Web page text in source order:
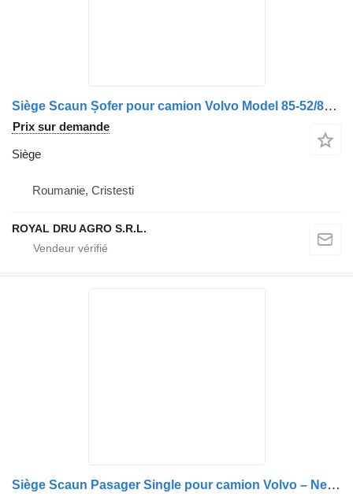
Siège Scaun Șofer pour camion Volvo Model 85-52/86-52-16
Prix sur demande
Siège
Roumanie, Cristesti
ROYAL DRU AGRO S.R.L.
Siège Scaun Pasager Single pour camion Volvo – Negru/Gri, Reglabil, cu Centură de Siguranță